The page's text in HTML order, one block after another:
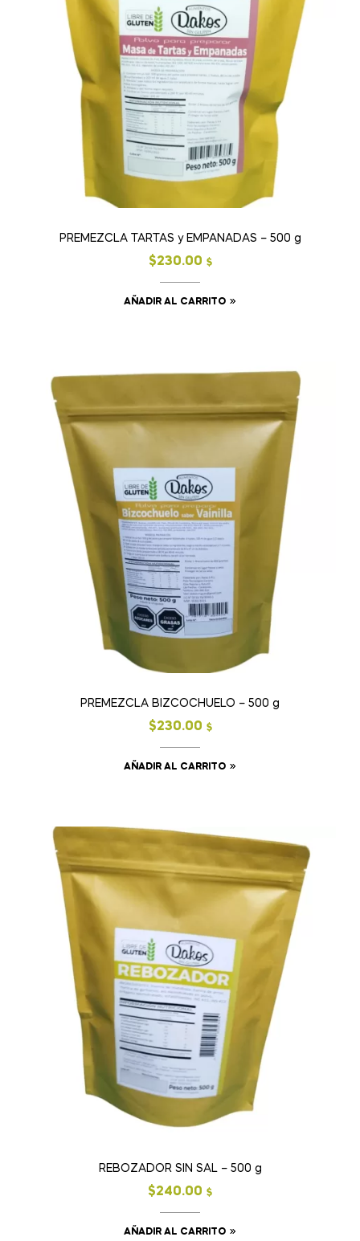
PREMEZCLA TARTAS y EMPANADAS – 500 g
$230.00 $
AÑADIR AL CARRITO
PREMEZCLA BIZCOCHUELO – 500 g
$230.00 $
AÑADIR AL CARRITO
REBOZADOR SIN SAL – 500 g
$240.00 $
AÑADIR AL CARRITO